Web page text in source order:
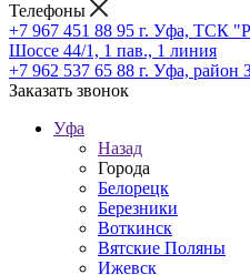
Телефоны
+7 967 451 88 95 г. Уфа, ТСК
Шоссе 44/1, 1 пав., 1 линия
+7 962 537 65 88 г. Уфа, район
Заказать звонок
Уфа
Назад
Города
Белорецк
Березники
Воткинск
Вятские Поляны
Ижевск